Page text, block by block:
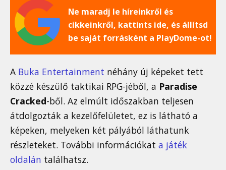
Ne maradj le híreinkről és
cikkeinkről, kattints ide, és állítsd
be saját forrásként a PlayDome-ot!
A Buka Entertainment néhány új képeket tett
közzé készülő taktikai RPG-jéből, a Paradise
Cracked-ből. Az elmúlt időszakban teljesen
átdolgozták a kezelőfelületet, ez is látható a
képeken, melyeken két pályából láthatunk
részleteket. További információkat a játék
oldalán találhatsz.